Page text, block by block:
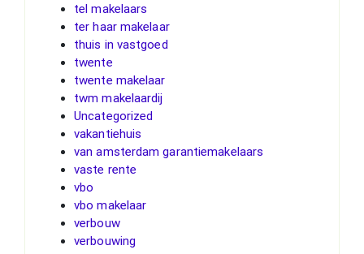
tel makelaars
ter haar makelaar
thuis in vastgoed
twente
twente makelaar
twm makelaardij
Uncategorized
vakantiehuis
van amsterdam garantiemakelaars
vaste rente
vbo
vbo makelaar
verbouw
verbouwing